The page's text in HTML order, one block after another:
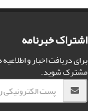
اشتراک خبرنامه
برای دریافت اخبار و
مشترک شوید.